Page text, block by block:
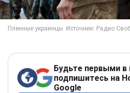
Будьте первыми в
подпишитесь на
Google